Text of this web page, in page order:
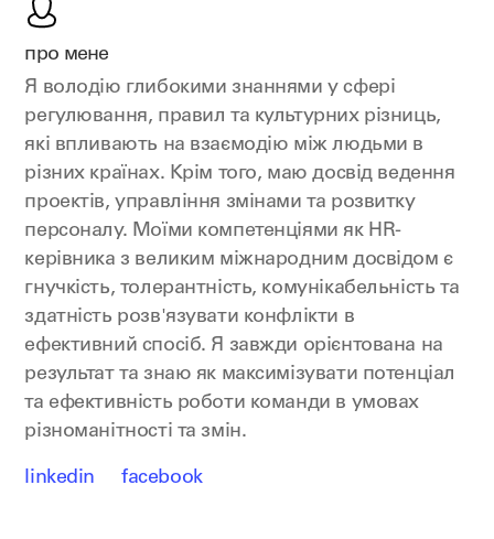
про мене
Я володію глибокими знаннями у сфері
регулювання, правил та культурних різниць,
які впливають на взаємодію між людьми в
різних країнах. Крім того, маю досвід ведення
проектів, управління змінами та розвитку
персоналу. Моїми компетенціями як HR-
керівника з великим міжнародним досвідом є
гнучкість, толерантність, комунікабельність та
здатність розв'язувати конфлікти в
ефективний спосіб. Я завжди орієнтована на
результат та знаю як максимізувати потенціал
та ефективність роботи команди в умовах
різноманітності та змін.
linkedin facebook